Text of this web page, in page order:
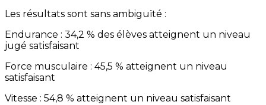
Les résultats sont sans ambiguïté :
Endurance : 34,2 % des élèves atteignent un niveau
jugé satisfaisant
Force musculaire : 45,5 % atteignent un niveau
satisfaisant
Vitesse : 54,8 % atteignent un niveau satisfaisant